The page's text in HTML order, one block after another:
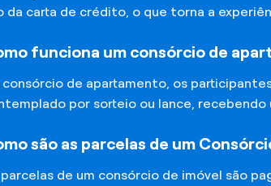
da carta de crédito, o que torna a
funciona um consórcio de
consórcio de apartamento, os
por sorteio ou lance,
são as parcelas de um
de um consórcio de imóvel são